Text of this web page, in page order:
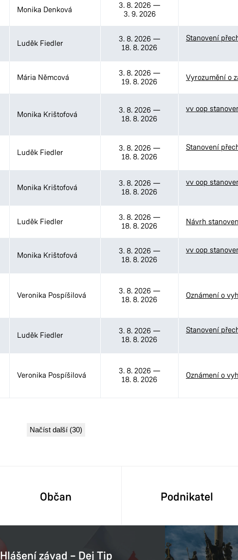
Monika Denková 3. 8. 2026—
3. 9. 2026
Luděk Fiedler 3. 8. 2026—
18. 8. 2026
Mária Němcová 3. 8. 2026—
19. 8. 2026
Monika Krištofová 3. 8. 2026—
18. 8. 2026
Luděk Fiedler 3. 8. 2026—
18. 8. 2026
Monika Krištofová 3. 8. 2026—
18. 8. 2026
Luděk Fiedler 3. 8. 2026—
18. 8. 2026
Monika Krištofová 3. 8. 2026—
18. 8. 2026
Veronika Pospíšilová 3. 8. 2026—
18. 8. 2026
Luděk Fiedler 3. 8. 2026—
18. 8. 2026
Veronika Pospíšilová 3. 8. 2026—
18. 8. 2026
Načíst další (30)
Občan Podnikatel
Hlášení závad – Dej Tip